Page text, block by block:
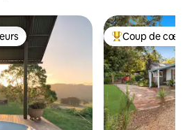
Coups de cœur
Coup de cœur